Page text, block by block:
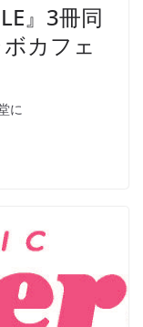
』3冊同
カフェ
に